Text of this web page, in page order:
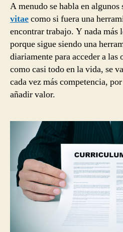
A menudo se habla en algunos
vitaecomo si fuera una
encontrar trabajo. Y nada más
porque sigue siendo una
diariamente para acceder a las
como casi todo en la vida, se
cada vez más competencia,
añadir valor.